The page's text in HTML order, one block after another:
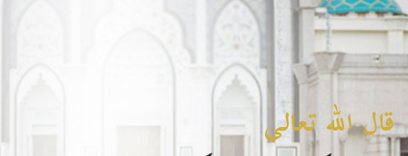
قال الله تعالى